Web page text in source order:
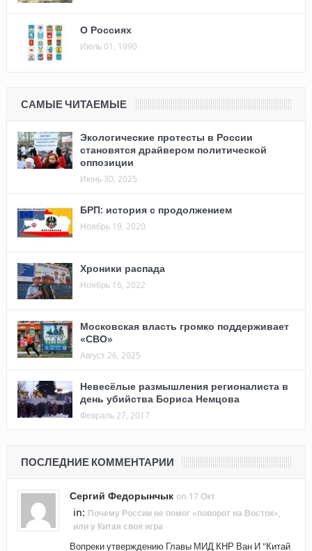
О Россиях
Июль 01, 1990
САМЫЕ ЧИТАЕМЫЕ
Экологические протесты в России
становятся драйвером политической
оппозиции
Июнь 30, 2025
БРП: история с продолжением
Ноябрь 19, 2020
Хроники распада
Ноябрь 16, 2022
Московская власть громко поддерживает
«СВО»
Август 26, 2025
Невесёлые размышления регионалиста в
день убийства Бориса Немцова
Февраль 27, 2017
ПОСЛЕДНИЕ КОММЕНТАРИИ
Сергий Федорынчык on 17 Окт
in: Почему России не помог «поворот на Восток»,
или у Китая своя игра
Вопреки утверждению Главы МИД КНР Ван И "Китай